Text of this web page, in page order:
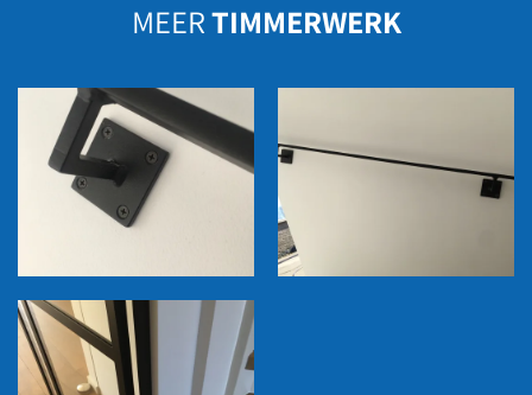
MEERTIMMERWERK